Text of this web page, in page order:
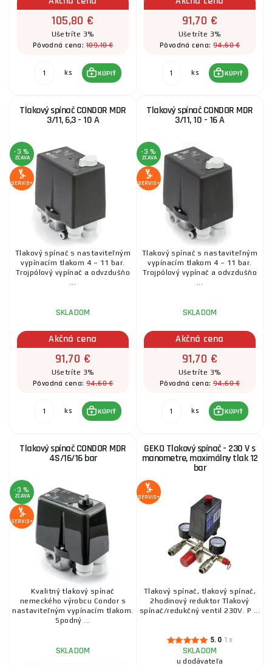
105,80 €
Ušetríte 3%
Pôvodná cena:109,10 €
ks KÚPIŤ
91,70 €
Ušetríte 3%
Pôvodná cena:94,60 €
ks KÚPIŤ
Tlakový spínač CONDOR MDR
3/11, 6,3 - 10 A
-3 %
ZĽAVA
SERVIS+
Tlakový spínač s nastaviteľným
vypínacím tlakom 4 – 11 bar.
Trojpólový vypínač a odvzdušňo
...
SKLADOM
Akčná cena
91,70 €
Ušetríte 3%
Pôvodná cena:94,60 €
ks KÚPIŤ
Tlakový spínač CONDOR MDR
3/11, 10 - 16 A
-3 %
ZĽAVA
SERVIS+
Tlakový spínač s nastaviteľným
vypínacím tlakom 4 – 11 bar.
Trojpólový vypínač a odvzdušňo
...
SKLADOM
Akčná cena
91,70 €
Ušetríte 3%
Pôvodná cena:94,60 €
ks KÚPIŤ
Tlakový spínač CONDOR MDR
4S/16/16 bar
-3 %
ZĽAVA
SERVIS+
Kvalitný tlakový spínač
nemeckého výrobcu Condor s
nastaviteľným vypínacím tlakom.
Spodný ...
SKLADOM
GEKO Tlakový spínač - 230 V s
manometre, maximálny tlak 12
bar
SERVIS+
Tlakový spínač, tlakový spínač,
2hodinový reduktor Tlakový
spínač/redukčný ventil 230V. P ...
5.0 1x
SKLADOM
u dodávateľa